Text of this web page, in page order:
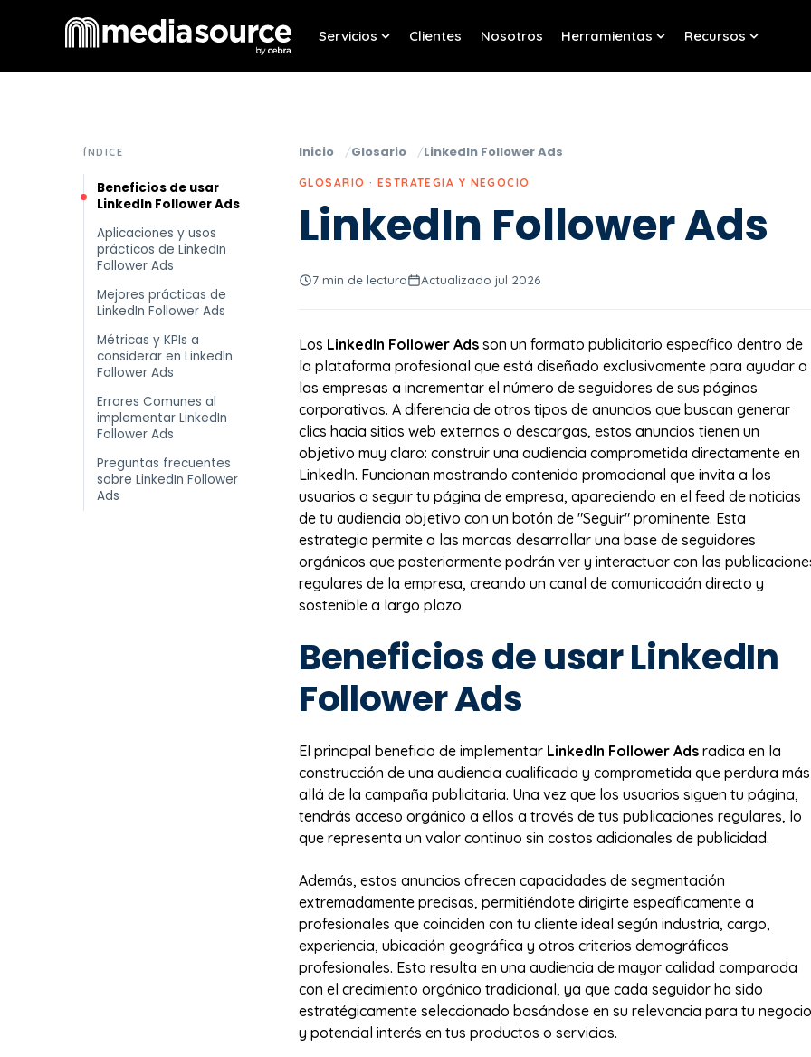
Servicios
Show submenu for Servicios
Clientes Nosotros Herramientas
Show submenu for
Recursos
ÍNDICE
Beneficios de usar
LinkedIn Follower Ads
Aplicaciones y usos
prácticos de LinkedIn
Follower Ads
Mejores prácticas de
LinkedIn Follower Ads
Métricas y KPIs a
considerar en LinkedIn
Follower Ads
Errores Comunes al
implementar LinkedIn
Follower Ads
Preguntas frecuentes
sobre LinkedIn Follower
Ads
Inicio Glosario LinkedIn Follower Ads
GLOSARIO · ESTRATEGIA Y NEGOCIO
LinkedIn Follower Ads
7 min de lectura Actualizado jul 2026
Los LinkedIn Follower Ads son un formato publicitario específico dentro de
la plataforma profesional que está diseñado exclusivamente para ayudar a
las empresas a incrementar el número de seguidores de sus páginas
corporativas. A diferencia de otros tipos de anuncios que buscan generar
clics hacia sitios web externos o descargas, estos anuncios tienen un
objetivo muy claro: construir una audiencia comprometida directamente en
LinkedIn. Funcionan mostrando contenido promocional que invita a los
usuarios a seguir tu página de empresa, apareciendo en el feed de noticias
de tu audiencia objetivo con un botón de "Seguir" prominente. Esta
estrategia permite a las marcas desarrollar una base de seguidores
orgánicos que posteriormente podrán ver y interactuar con las
regulares de la empresa, creando un canal de comunicación directo y
sostenible a largo plazo.
Beneficios de usar LinkedIn
Follower Ads
El principal beneficio de implementar LinkedIn Follower Ads radica en la
construcción de una audiencia cualificada y comprometida que perdura más
allá de la campaña publicitaria. Una vez que los usuarios siguen tu página,
tendrás acceso orgánico a ellos a través de tus publicaciones regulares, lo
que representa un valor continuo sin costos adicionales de publicidad.
Además, estos anuncios ofrecen capacidades de segmentación
extremadamente precisas, permitiéndote dirigirte específicamente a
profesionales que coinciden con tu cliente ideal según industria, cargo,
experiencia, ubicación geográfica y otros criterios demográficos
profesionales. Esto resulta en una audiencia de mayor calidad comparada
con el crecimiento orgánico tradicional, ya que cada seguidor ha sido
estratégicamente seleccionado basándose en su relevancia para tu negocio
y potencial interés en tus productos o servicios.